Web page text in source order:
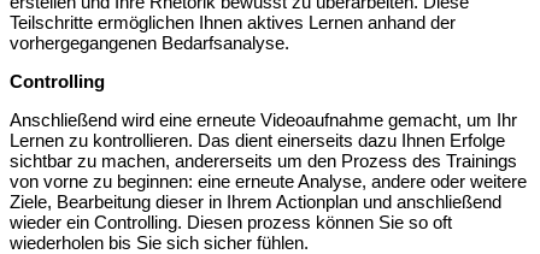
Teilschritte ermöglichen Ihnen aktives Lernen anhand der
vorhergegangenen Bedarfsanalyse.
Controlling
Anschließend wird eine erneute Videoaufnahme gemacht, um Ihr
Lernen zu kontrollieren. Das dient einerseits dazu Ihnen Erfolge
sichtbar zu machen, andererseits um den Prozess des Trainings
von vorne zu beginnen: eine erneute Analyse, andere oder weitere
Ziele, Bearbeitung dieser in Ihrem Actionplan und anschließend
wieder ein Controlling. Diesen prozess können Sie so oft
wiederholen bis Sie sich sicher fühlen.